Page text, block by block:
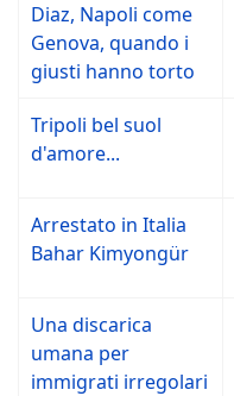
Diaz, Napoli come
Genova, quando i
giusti hanno torto
Tripoli bel suol
d'amore...
Arrestato in Italia
Bahar Kimyongür
Una discarica
umana per
immigrati irregolari